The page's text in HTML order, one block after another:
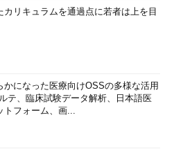
カリキュラムを通過点に若者は上を目
かになった医療向けOSSの多様な活用
テ、臨床試験データ解析、日本語医
トフォーム、画...